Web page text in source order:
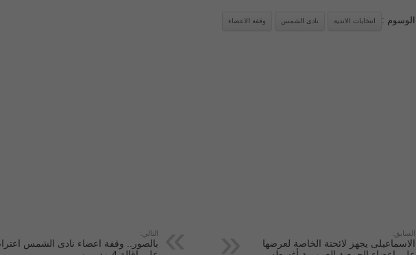
الوسوم : انتخابات الاندية نادى الشمس وقفة الاعضاء
السابق:
الاسماعيلى يجهز لائحتة الخاصة لعرضها
التالي:
بالصور.. وقفة اعضاء نادى الشمس